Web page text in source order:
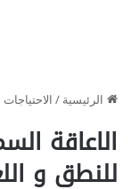
الرئيسية/
الاعاقة
للنطق و